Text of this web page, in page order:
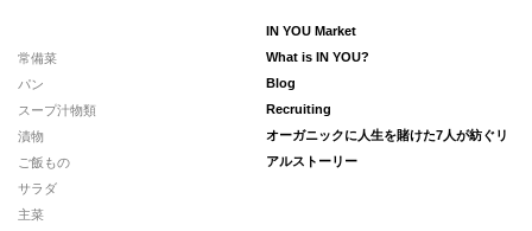
常備菜
パン
スープ汁物類
漬物
ご飯もの
サラダ
主菜
IN YOU Market
What is IN YOU?
Blog
Recruiting
オーガニックに人生を賭けた7人が紡ぐリ
アルストーリー